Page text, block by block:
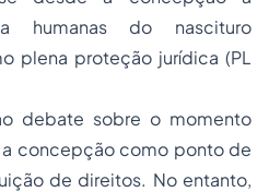
humanas do nascituro
plena proteção jurídica (PL
debate sobre o momento
concepção como ponto de
de direitos. No entanto,